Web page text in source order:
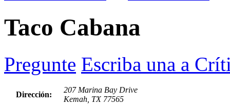
Taco Cabana
Pregunte Escriba una a
Dirección:
207 Marina Bay Drive
Kemah, TX 77565